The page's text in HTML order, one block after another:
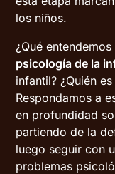
los niños.
¿Qué
psicología de la
infantil? ¿Quién
Respondamos a
en profundidad
partiendo de la
luego seguir con
problemas